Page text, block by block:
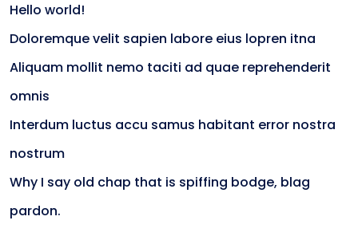
Hello world!
Doloremque velit sapien labore eius lopren itna
Aliquam mollit nemo taciti ad quae reprehenderit
omnis
Interdum luctus accu samus habitant error nostra
nostrum
Why I say old chap that is spiffing bodge, blag
pardon.